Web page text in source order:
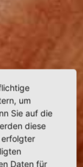
um
Sie auf die
diese
Daten für